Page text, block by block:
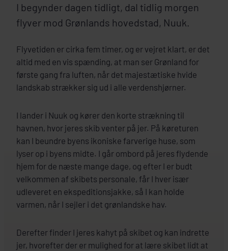
I begynder dagen tidligt, daI tidlig morgen
flyver mod Grønlands hovedstad, Nuuk.
Flyvetiden er cirka fem timer, og er vejret klart, er det
altid med en vis spænding, at man ser Grønland for
første gang fra luften, når det majestætiske hvide
landskab strækker sig ud i alle verdenshjørner.
I lander i Nuuk og kører den korte strækning til
havnen, hvor jeres skib venter på jer. På køreturen
kan I beundre byens ikoniske farverige huse, som
lyser op i byens midte. I går ombord på jeres flydende
hjem for de næste mange dage, og efter I er budt
velkommen af skibets personale, får I hver især
udleveret en ekspeditionsjakke, så I kan holde
varmen, når I sejler i det grønlandske hav.
Derefter finder I jeres kahyt på skibet og kan indrette
jer, hvorefter der er mulighed for at lære skibet lidt at